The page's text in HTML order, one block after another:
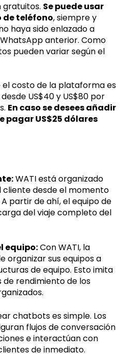
gratuitos. Se puede usar
de teléfono, siempre y
haya sido enlazado a
anterior. Como
pueden variar según el
costo de la plataforma es
US$40 y US$80 por
En caso se desees añadir
pagar US$25 dólares
WATI está organizado
cliente desde el momento
partir de ahí, el equipo de
del viaje completo del
equipo:Con WATI, la
organizar sus equipos a
de equipo. Esto imita
de rendimiento de los
chatbots es simple. Los
flujos de conversación
e interactúan con
de inmediato.